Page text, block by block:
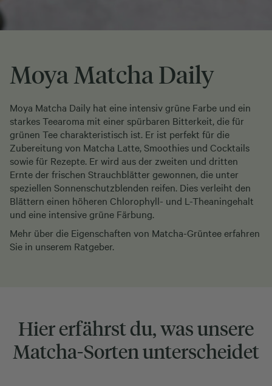
Moya Matcha Daily
Moya Matcha Daily hat eine intensiv grüne Farbe und ein
starkes Teearoma mit einer spürbaren Bitterkeit, die für
grünen Tee charakteristisch ist. Er ist perfekt für die
Zubereitung von Matcha Latte, Smoothies und Cocktails
sowie für Rezepte. Er wird aus der zweiten und dritten
Ernte der frischen Strauchblätter gewonnen, die unter
speziellen Sonnenschutzblenden reifen. Dies verleiht den
Blättern einen höheren Chlorophyll- und L-Theaningehalt
und eine intensive grüne Färbung.
Mehr über die Eigenschaften von Matcha-Grünteeerfahren
Sie in unserem Ratgeber.
Hier erfährst du, was unsere
Matcha-Sorten unterscheidet